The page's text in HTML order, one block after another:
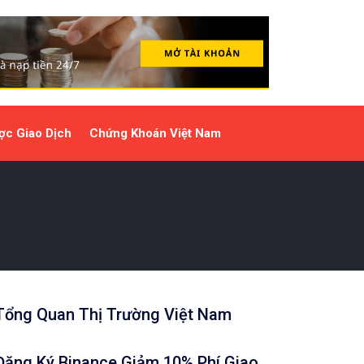
Giao Dịch Chứng Khoán Việt Nam
Quan Thị Trường Việt Nam